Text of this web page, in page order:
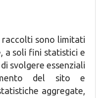
raccolti sono limitati
a soli fini statistici e
svolgere essenziali
del sito e
aggregate,